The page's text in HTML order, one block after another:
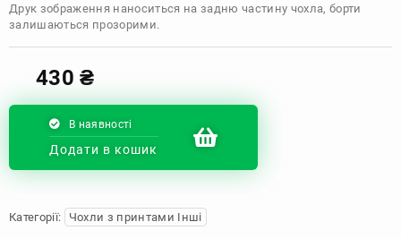
Друк зображення наноситься на задню частину чохла, борти
залишаються прозорими.
430₴
В наявності
Додати в кошик
Категорії: Чохли з принтами Інші